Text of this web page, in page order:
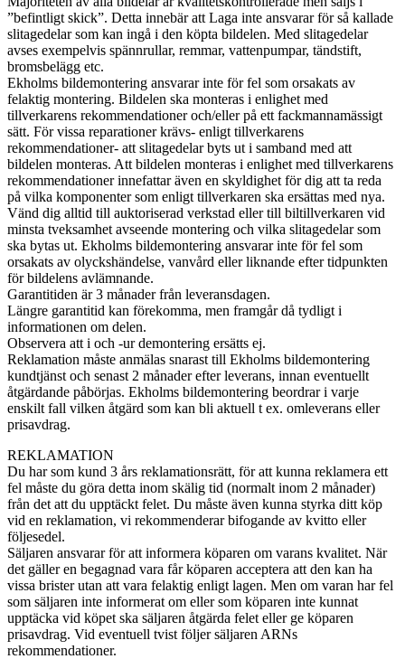
”befintligt skick”. Detta innebär att Laga inte ansvarar för så kallade
slitagedelar som kan ingå i den köpta bildelen. Med slitagedelar
avses exempelvis spännrullar, remmar, vattenpumpar, tändstift,
bromsbelägg etc.
Ekholms bildemontering ansvarar inte för fel som orsakats av
felaktig montering. Bildelen ska monteras i enlighet med
tillverkarens rekommendationer och/eller på ett fackmannamässigt
sätt. För vissa reparationer krävs- enligt tillverkarens
rekommendationer- att slitagedelar byts ut i samband med att
bildelen monteras. Att bildelen monteras i enlighet med tillverkarens
rekommendationer innefattar även en skyldighet för dig att ta reda
på vilka komponenter som enligt tillverkaren ska ersättas med nya.
Vänd dig alltid till auktoriserad verkstad eller till biltillverkaren vid
minsta tveksamhet avseende montering och vilka slitagedelar som
ska bytas ut. Ekholms bildemontering ansvarar inte för fel som
orsakats av olyckshändelse, vanvård eller liknande efter tidpunkten
för bildelens avlämnande.
Garantitiden är 3 månader från leveransdagen.
Längre garantitid kan förekomma, men framgår då tydligt i
informationen om delen.
Observera att i och -ur demontering ersätts ej.
Reklamation måste anmälas snarast till Ekholms bildemontering
kundtjänst och senast 2 månader efter leverans, innan eventuellt
åtgärdande påbörjas. Ekholms bildemontering beordrar i varje
enskilt fall vilken åtgärd som kan bli aktuell t ex. omleverans eller
prisavdrag.
REKLAMATION
Du har som kund 3 års reklamationsrätt, för att kunna reklamera ett
fel måste du göra detta inom skälig tid (normalt inom 2 månader)
från det att du upptäckt felet. Du måste även kunna styrka ditt köp
vid en reklamation, vi rekommenderar bifogande av kvitto eller
följesedel.
Säljaren ansvarar för att informera köparen om varans kvalitet. När
det gäller en begagnad vara får köparen acceptera att den kan ha
vissa brister utan att vara felaktig enligt lagen. Men om varan har fel
som säljaren inte informerat om eller som köparen inte kunnat
upptäcka vid köpet ska säljaren åtgärda felet eller ge köparen
prisavdrag. Vid eventuell tvist följer säljaren ARNs
rekommendationer.